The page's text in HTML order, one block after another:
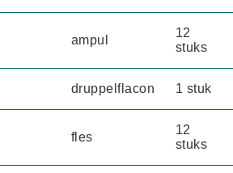
ampul
12
stuks
druppelflacon 1 stuk
fles
12
stuks